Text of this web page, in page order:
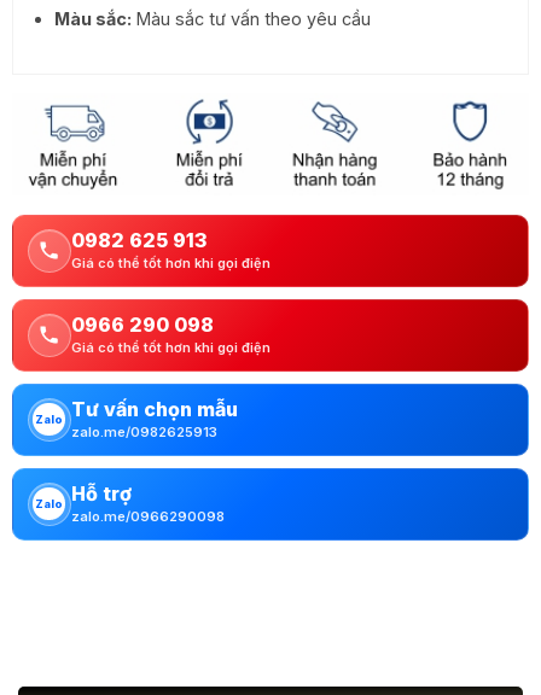
Màu sắc: Màu sắc tư vấn theo yêu cầu
0982 625 913
Giá có thể tốt hơn khi gọi điện
0966 290 098
Giá có thể tốt hơn khi gọi điện
Zalo Tư vấn chọn mẫu
zalo.me/0982625913
Zalo Hỗ trợ
zalo.me/0966290098